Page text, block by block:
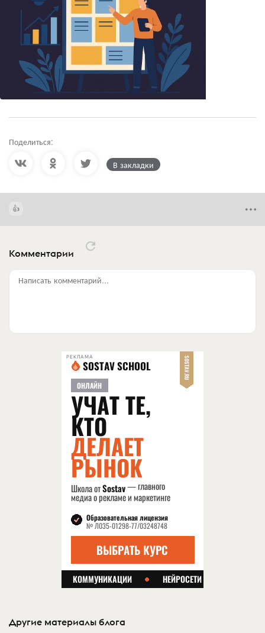
Поделиться:
В закладки
Комментарии
Написать комментарий...
РЕКЛАМА
Другие материалы блога